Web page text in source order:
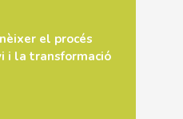
el procés
i la transformació